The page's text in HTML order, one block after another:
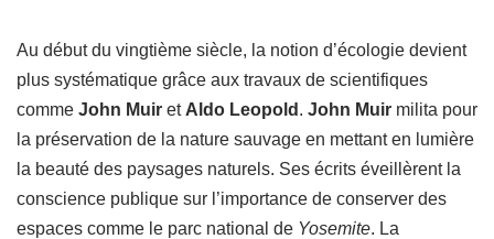
Au début du vingtième siècle, la notion d’écologie devient
plus systématique grâce aux travaux de scientifiques
comme John Muir et Aldo Leopold . John Muir milita pour
la préservation de la nature sauvage en mettant en lumière
la beauté des paysages naturels. Ses écrits éveillèrent la
conscience publique sur l’importance de conserver des
espaces comme le parc national de Yosemite. La